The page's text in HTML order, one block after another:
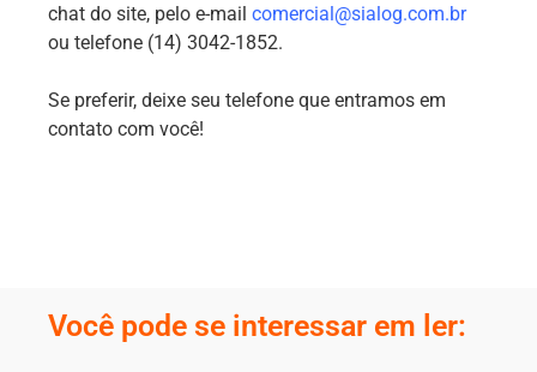
chat do site, pelo e-mail comercial@sialog.com.br
ou telefone (14) 3042-1852.
Se preferir, deixe seu telefone que entramos em
contato com você!
Você pode se interessar em ler: